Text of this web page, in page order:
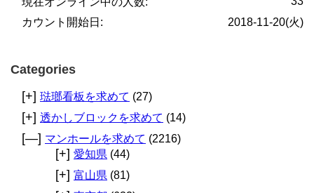
2018-11-20(火)
カウント開始日:
Categories
[+] 琺瑯看板を求めて (27)
[+] 透かしブロックを求めて (14)
[—] マンホールを求めて (2216)
[+] 愛知県 (44)
[+] 富山県 (81)